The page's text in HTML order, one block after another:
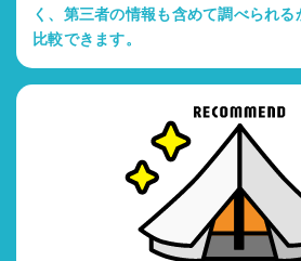
く、第三者の情報も含めて調べられ
比較できます。